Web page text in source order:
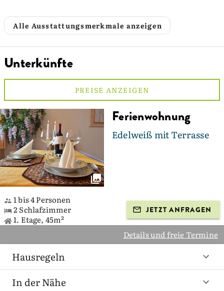
Alle Ausstattungsmerkmale anzeigen
Unterkünfte
PREISE ANZEIGEN
Ferienwohnung
Edelweiß mit Terrasse
1 bis 4 Personen
2 Schlafzimmer
1. Etage, 45m²
JETZT ANFRAGEN
Details und freie Termine
Hausregeln
In der Nähe